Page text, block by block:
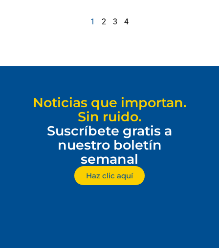
1 2 3 4
Noticias que importan.
Sin ruido.
Suscríbete gratis a
nuestro boletín
semanal
Haz clic aquí